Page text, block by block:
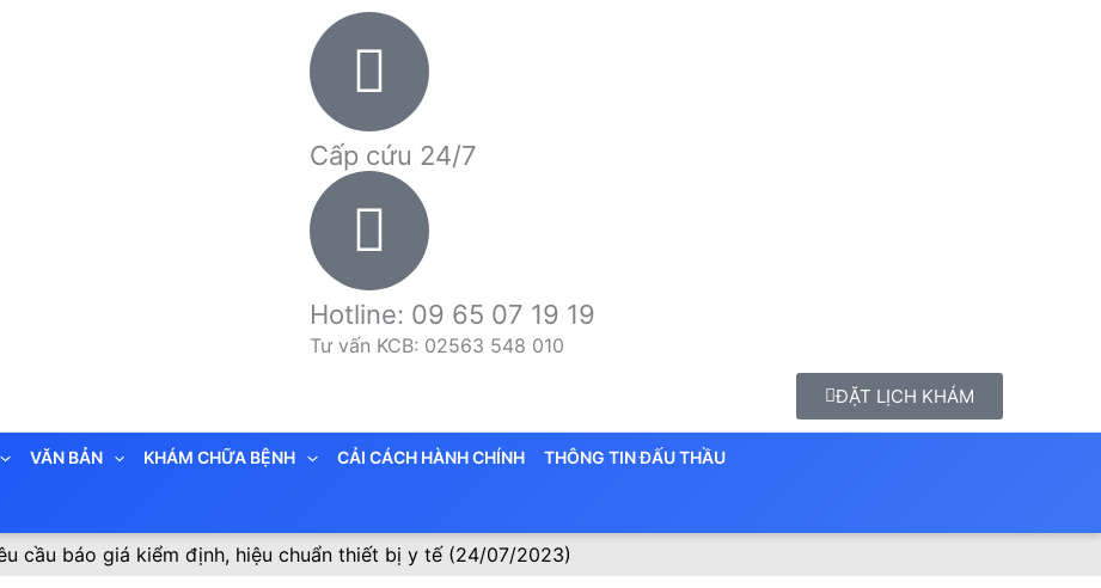
Cấp cứu 24/7
Hotline: 09 65 07 19 19
Tư vấn KCB: 02563 548 010
ĐẶT LỊCH KHÁM
VĂN BẢN KHÁM CHỮA BỆNH CẢI CÁCH HÀNH CHÍNH THÔNG TIN ĐẤU THẦU
cầu báo giá kiểm định, hiệu chuẩn thiết bị y tế (24/07/2023)